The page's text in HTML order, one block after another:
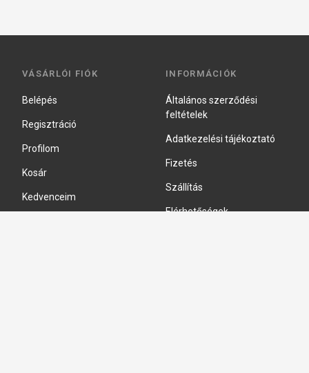
VÁSÁRLÓI FIÓK
Belépés
Regisztráció
Profilom
Kosár
Kedvenceim
INFORMÁCIÓK
Általános szerződési
feltételek
Adatkezelési tájékoztató
Fizetés
Szállítás
Elérhetőségek